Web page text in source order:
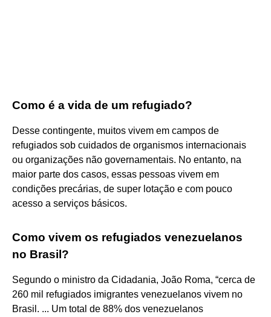
Como é a vida de um refugiado?
Desse contingente, muitos vivem em campos de
refugiados sob cuidados de organismos internacionais
ou organizações não governamentais. No entanto, na
maior parte dos casos, essas pessoas vivem em
condições precárias, de super lotação e com pouco
acesso a serviços básicos.
Como vivem os refugiados venezuelanos
no Brasil?
Segundo o ministro da Cidadania, João Roma, “cerca de
260 mil refugiados imigrantes venezuelanos vivem no
Brasil. ... Um total de 88% dos venezuelanos